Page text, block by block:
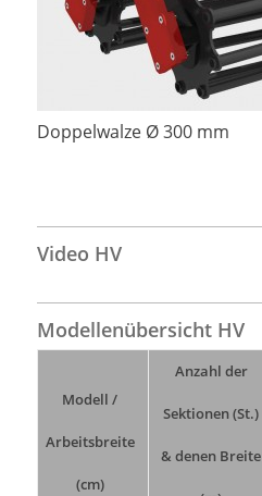
Doppelwalze Ø 300 mm
Video HV
Modellenübersicht HV
Modell /
Arbeitsbreite
(cm)
Anzahl der
Sektionen (St.)
& denen Breite